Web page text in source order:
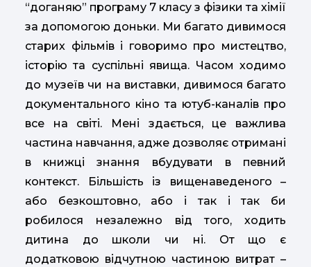
“доганяю” програму 7 класу з фізики та хімії
за допомогою доньки. Ми багато дивимося
старих фільмів і говоримо про мистецтво,
історію та суспільні явища. Часом ходимо
до музеїв чи на виставки, дивимося багато
документального кіно та ютуб-каналів про
все на світі. Мені здається, це важлива
частина навчання, адже дозволяє отримані
в книжці знання вбудувати в певний
контекст. Більшість із вищенаведеного –
або безкоштовно, або і так і так би
робилося незалежно від того, ходить
дитина до школи чи ні. От що є
додатковою відчутною частиною витрат –